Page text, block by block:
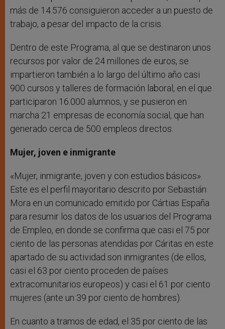
más de 14.576 consiguieron acceder a un puesto de
trabajo, a pesar del impacto de la crisis.
Dentro de este Programa, al que se destinaron unos
recursos por valor de 24 millones de euros, se
impartieron también a lo largo del último año casi
900 cursos y talleres de formación laboral, en el que
participaron 16.000 alumnos, y se pusieron en
marcha 21 empresas de economía social, que han
generado cerca de 500 empleos directos.
Mujer, joven e inmigrante
«Mujer, inmigrante, joven y con estudios básicos».
Este es el perfil mayoritario descrito por Sebastián
Mora en un comunicado emitido por Cártias España
para resumir los datos de los usuarios del Programa
de Empleo, en donde se confirma que casi el 75 por
ciento de las personas atendidas por Cáritas en este
apartado de su actividad son inmigrantes (de ellos,
casi el 63 por ciento proceden de países
extracomunitarios europeos) y casi el 61 por ciento
mujeres (ante un 39 por ciento de hombres).
En cuanto a tramos de edad, el 35 por ciento de las